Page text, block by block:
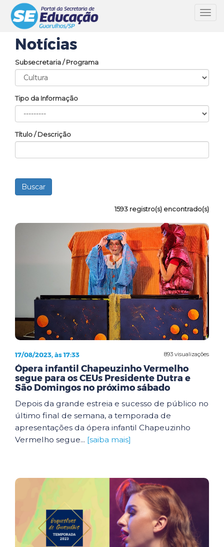
Notícias
Subsecretaria / Programa
Tipo da Informação
Título / Descrição
1593 registro(s) encontrado(s)
893 visualizações
17/08/2023, às 17:33
Ópera infantil Chapeuzinho Vermelho
segue para os CEUs Presidente Dutra e
São Domingos no próximo sábado
Depois da grande estreia e sucesso de público no
último final de semana, a temporada de
apresentações da ópera infantil Chapeuzinho
Vermelho segue... [saiba mais]